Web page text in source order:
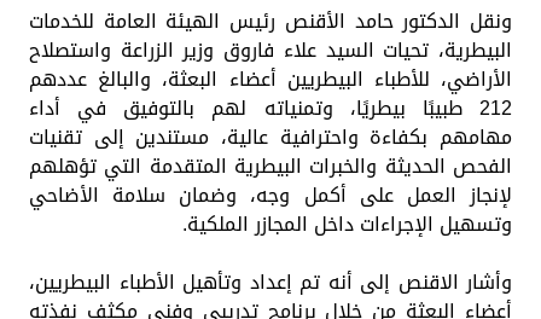
ونقل الدكتور حامد الأقنص رئيس الهيئة العامة للخدمات
البيطرية، تحيات السيد علاء فاروق وزير الزراعة واستصلاح
الأراضي، للأطباء البيطريين أعضاء البعثة، والبالغ عددهم
212 طبيبًا بيطريًا، وتمنياته لهم بالتوفيق في أداء
مهامهم بكفاءة واحترافية عالية، مستندين إلى تقنيات
الفحص الحديثة والخبرات البيطرية المتقدمة التي تؤهلهم
لإنجاز العمل على أكمل وجه، وضمان سلامة الأضاحي
وتسهيل الإجراءات داخل المجازر الملكية.
وأشار الاقنص إلى أنه تم إعداد وتأهيل الأطباء البيطريين،
أعضاء البعثة من خلال برنامج تدريبي وفني مكثف نفذته